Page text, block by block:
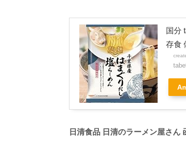
国分
存食
日清食品 日清のラーメン屋さん